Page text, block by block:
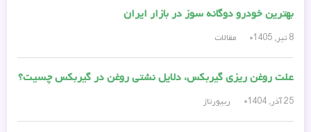
بهترین خودرو دوگانه سوز در بازار ایران
8 تیر, 1405 مقالات
علت روغن ریزی گیربکس، دلایل نشتی روغن در گیربکس چسیت؟
25 آذر, 1404 ریپورتاژ